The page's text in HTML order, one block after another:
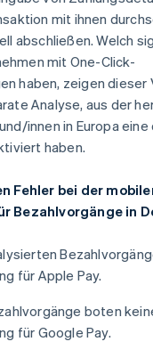
mit ihnen
abschließen. Welch
mit One-Click-
haben, zeigen dieser
Analyse, aus der
innen in Europa
haben.
Fehler bei der
Bezahlvorgänge in
für Apple Pay.
boten
für Google Pay.